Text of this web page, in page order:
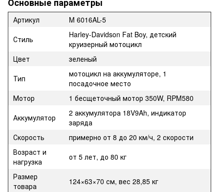
Артикул
M 6016AL-5
Стиль
Harley-Davidson Fat Boy, детский
круизерный мотоцикл
Цвет
зеленый
Тип
мотоцикл на аккумуляторе, 1
посадочное место
Мотор
1 бесщеточный мотор 350W, RPM580
Аккумулятор
2 аккумулятора 18V9Ah, индикатор
заряда
Скорость
примерно от 8 до 20 км/ч, 2 скорости
Возраст и
нагрузка
от 5 лет, до 80 кг
Размер
товара
124×63×70 см, вес 28,85 кг